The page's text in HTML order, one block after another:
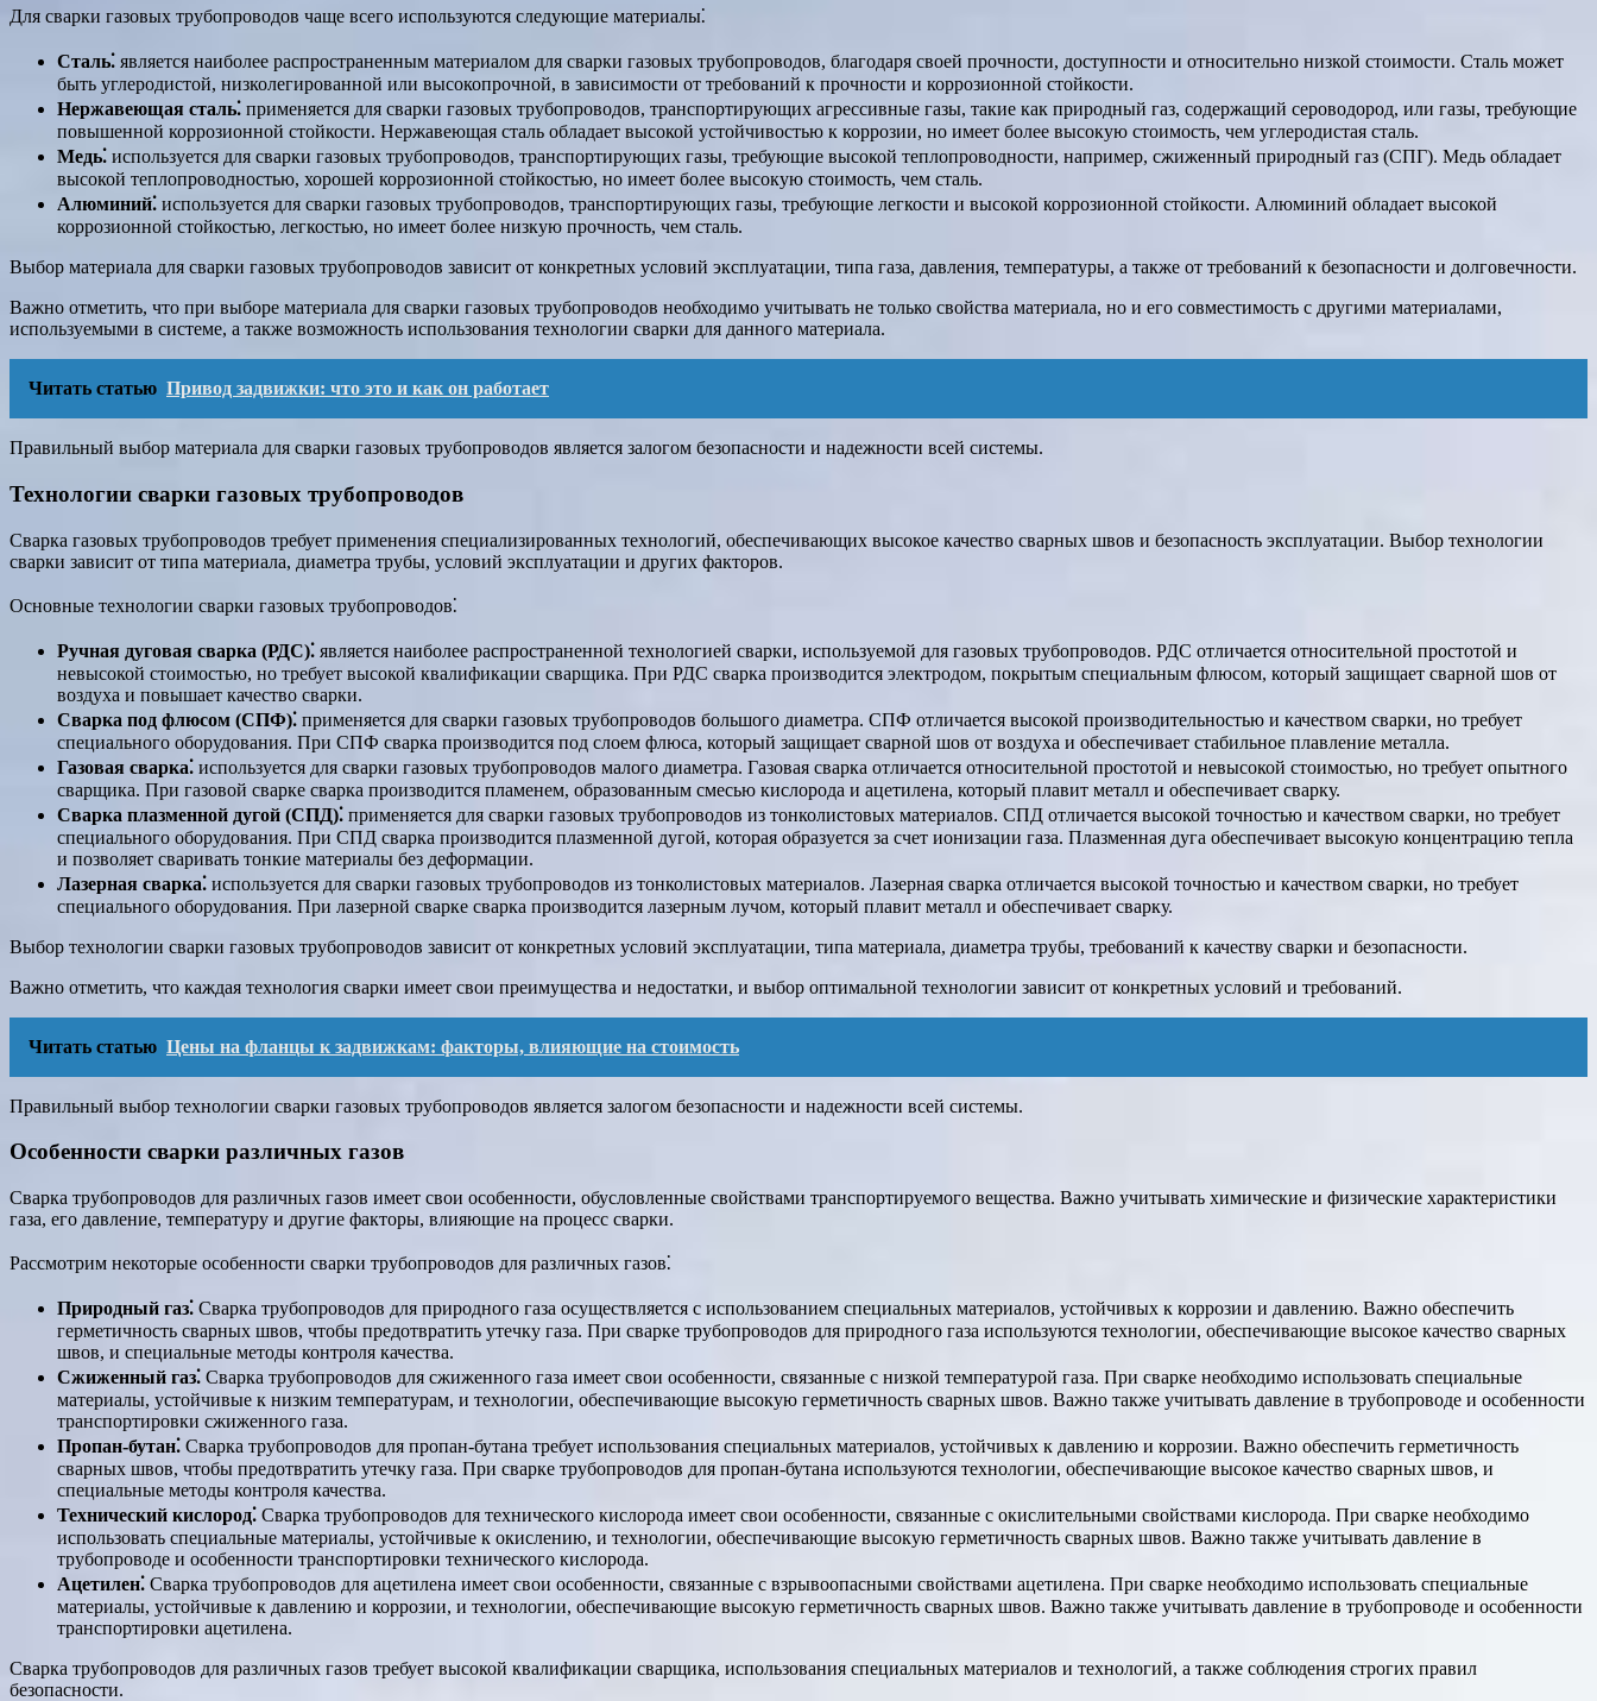
Для сварки газовых трубопроводов чаще всего используются следующие материалы⁚
Сталь⁚ является наиболее распространенным материалом для сварки газовых трубопроводов, благодаря своей прочности, доступности и относительно низкой стоимости. Сталь может
быть углеродистой, низколегированной или высокопрочной, в зависимости от требований к прочности и коррозионной стойкости.
Нержавеющая сталь⁚ применяется для сварки газовых трубопроводов, транспортирующих агрессивные газы, такие как природный газ, содержащий сероводород, или газы, требующие
повышенной коррозионной стойкости. Нержавеющая сталь обладает высокой устойчивостью к коррозии, но имеет более высокую стоимость, чем углеродистая сталь.
Медь⁚ используется для сварки газовых трубопроводов, транспортирующих газы, требующие высокой теплопроводности, например, сжиженный природный газ (СПГ). Медь обладает
высокой теплопроводностью, хорошей коррозионной стойкостью, но имеет более высокую стоимость, чем сталь.
Алюминий⁚ используется для сварки газовых трубопроводов, транспортирующих газы, требующие легкости и высокой коррозионной стойкости. Алюминий обладает высокой
коррозионной стойкостью, легкостью, но имеет более низкую прочность, чем сталь.
Выбор материала для сварки газовых трубопроводов зависит от конкретных условий эксплуатации, типа газа, давления, температуры, а также от требований к безопасности и долговечности.
Важно отметить, что при выборе материала для сварки газовых трубопроводов необходимо учитывать не только свойства материала, но и его совместимость с другими материалами,
используемыми в системе, а также возможность использования технологии сварки для данного материала.
Читать статью Привод задвижки: что это и как он работает
Правильный выбор материала для сварки газовых трубопроводов является залогом безопасности и надежности всей системы.
Технологии сварки газовых трубопроводов
Сварка газовых трубопроводов требует применения специализированных технологий, обеспечивающих высокое качество сварных швов и безопасность эксплуатации. Выбор технологии
сварки зависит от типа материала, диаметра трубы, условий эксплуатации и других факторов.
Основные технологии сварки газовых трубопроводов⁚
Ручная дуговая сварка (РДС)⁚ является наиболее распространенной технологией сварки, используемой для газовых трубопроводов. РДС отличается относительной простотой и
невысокой стоимостью, но требует высокой квалификации сварщика. При РДС сварка производится электродом, покрытым специальным флюсом, который защищает сварной шов от
воздуха и повышает качество сварки.
Сварка под флюсом (СПФ)⁚ применяется для сварки газовых трубопроводов большого диаметра. СПФ отличается высокой производительностью и качеством сварки, но требует
специального оборудования. При СПФ сварка производится под слоем флюса, который защищает сварной шов от воздуха и обеспечивает стабильное плавление металла.
Газовая сварка⁚ используется для сварки газовых трубопроводов малого диаметра. Газовая сварка отличается относительной простотой и невысокой стоимостью, но требует опытного
сварщика. При газовой сварке сварка производится пламенем, образованным смесью кислорода и ацетилена, который плавит металл и обеспечивает сварку.
Сварка плазменной дугой (СПД)⁚ применяется для сварки газовых трубопроводов из тонколистовых материалов. СПД отличается высокой точностью и качеством сварки, но требует
специального оборудования. При СПД сварка производится плазменной дугой, которая образуется за счет ионизации газа. Плазменная дуга обеспечивает высокую концентрацию тепла
и позволяет сваривать тонкие материалы без деформации.
Лазерная сварка⁚ используется для сварки газовых трубопроводов из тонколистовых материалов. Лазерная сварка отличается высокой точностью и качеством сварки, но требует
специального оборудования. При лазерной сварке сварка производится лазерным лучом, который плавит металл и обеспечивает сварку.
Выбор технологии сварки газовых трубопроводов зависит от конкретных условий эксплуатации, типа материала, диаметра трубы, требований к качеству сварки и безопасности.
Важно отметить, что каждая технология сварки имеет свои преимущества и недостатки, и выбор оптимальной технологии зависит от конкретных условий и требований.
Читать статью Цены на фланцы к задвижкам: факторы, влияющие на стоимость
Правильный выбор технологии сварки газовых трубопроводов является залогом безопасности и надежности всей системы.
Особенности сварки различных газов
Сварка трубопроводов для различных газов имеет свои особенности, обусловленные свойствами транспортируемого вещества. Важно учитывать химические и физические характеристики
газа, его давление, температуру и другие факторы, влияющие на процесс сварки.
Рассмотрим некоторые особенности сварки трубопроводов для различных газов⁚
Природный газ⁚ Сварка трубопроводов для природного газа осуществляется с использованием специальных материалов, устойчивых к коррозии и давлению. Важно обеспечить
герметичность сварных швов, чтобы предотвратить утечку газа. При сварке трубопроводов для природного газа используются технологии, обеспечивающие высокое качество сварных
швов, и специальные методы контроля качества.
Сжиженный газ⁚ Сварка трубопроводов для сжиженного газа имеет свои особенности, связанные с низкой температурой газа. При сварке необходимо использовать специальные
материалы, устойчивые к низким температурам, и технологии, обеспечивающие высокую герметичность сварных швов. Важно также учитывать давление в трубопроводе и особенности
транспортировки сжиженного газа.
Пропан-бутан⁚ Сварка трубопроводов для пропан-бутана требует использования специальных материалов, устойчивых к давлению и коррозии. Важно обеспечить герметичность
сварных швов, чтобы предотвратить утечку газа. При сварке трубопроводов для пропан-бутана используются технологии, обеспечивающие высокое качество сварных швов, и
специальные методы контроля качества.
Технический кислород⁚ Сварка трубопроводов для технического кислорода имеет свои особенности, связанные с окислительными свойствами кислорода. При сварке необходимо
использовать специальные материалы, устойчивые к окислению, и технологии, обеспечивающие высокую герметичность сварных швов. Важно также учитывать давление в
трубопроводе и особенности транспортировки технического кислорода.
Ацетилен⁚ Сварка трубопроводов для ацетилена имеет свои особенности, связанные с взрывоопасными свойствами ацетилена. При сварке необходимо использовать специальные
материалы, устойчивые к давлению и коррозии, и технологии, обеспечивающие высокую герметичность сварных швов. Важно также учитывать давление в трубопроводе и особенности
транспортировки ацетилена.
Сварка трубопроводов для различных газов требует высокой квалификации сварщика, использования специальных материалов и технологий, а также соблюдения строгих правил
безопасности.